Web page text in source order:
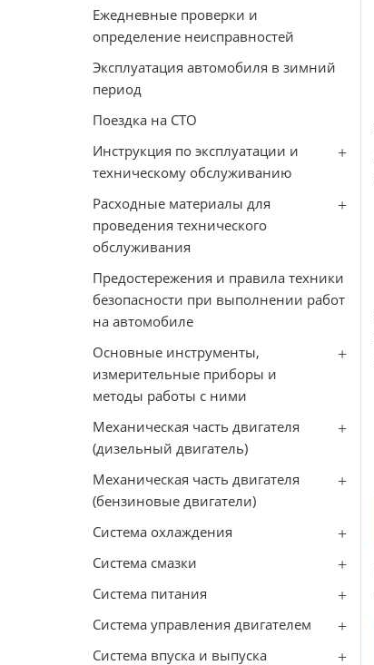
Ежедневные проверки и
определение неисправностей
Эксплуатация автомобиля в зимний
период
Поездка на СТО
Инструкция по эксплуатации и
техническому обслуживанию
Расходные материалы для
проведения технического
обслуживания
Предостережения и правила техники
безопасности при выполнении работ
на автомобиле
Основные инструменты,
измерительные приборы и
методы работы с ними
Механическая часть двигателя
(дизельный двигатель)
Механическая часть двигателя
(бензиновые двигатели)
Система охлаждения
Система смазки
Система питания
Система управления двигателем
Система впуска и выпуска